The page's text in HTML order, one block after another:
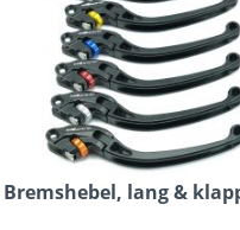
lang &